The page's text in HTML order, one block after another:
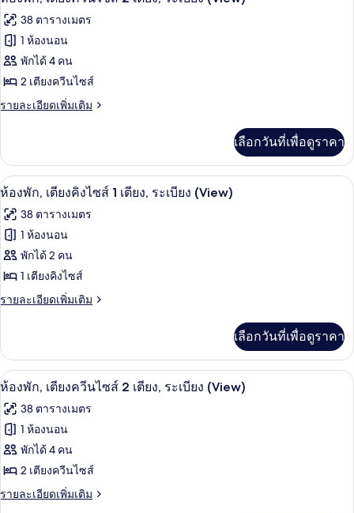
เตียง
(View)
เตียง
คิง
เตียง
ภาพถ่าย
ทั้งหมด
ของ
ห้อง
พัก,
ควีน
ไซส์
2
เตียง,
ระเบียง
(View)
38 ตารางเมตร
1 ห้องนอน
พักได้ 4 คน
2 เตียงควีนไซส์
รายละเอียดเพิ่มเติม
ราย
เกี่ยว
กับ
ห้อง
เตียง
ควีน
2
เตียง,
(View)
เลือกวันที่เพื่อดูราคา
เปิด
ภาพถ่าย
ทั้งหมด
ของ
ห้อง
พัก,
คิง
ไซส์
1
เตียง,
ระเบียง
(View)
เครื่องนอนป้องกันสารก่อภูมิแพ้, ตู้นิรภั
4
ห้องพัก, เตียงคิงไซส์ 1 เตียง, ระเบียง (View)
38 ตารางเมตร
1 ห้องนอน
พักได้ 2 คน
1 เตียงคิงไซส์
รายละเอียดเพิ่มเติม
ราย
เกี่ยว
กับ
ห้อง
เตียง
คิง
เตียง,
(View)
เลือกวันที่เพื่อดูราคา
เปิด
ภาพถ่าย
ทั้งหมด
ของ
ห้อง
พัก,
บริเวณภายนอก
4
ห้องพัก, เตียงควีนไซส์ 2 เตียง, ระเบียง (View)
38 ตารางเมตร
1 ห้องนอน
พักได้ 4 คน
2 เตียงควีนไซส์
รายละเอียดเพิ่มเติม
ราย